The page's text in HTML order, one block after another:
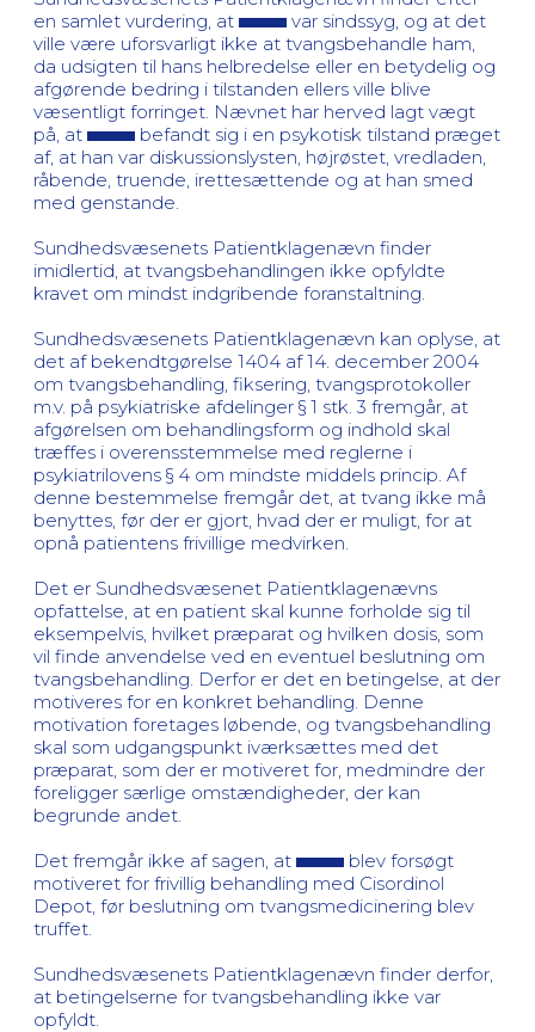
en samlet vurdering, at
var sindssyg, og at det
ville være uforsvarligt ikke at tvangsbehandle ham,
da udsigten til hans helbredelse eller en betydelig og
afgørende bedring i tilstanden ellers ville blive
væsentligt forringet. Nævnet har herved lagt vægt
på, at
befandt sig i en psykotisk tilstand præget
af, at han var diskussionslysten, højrøstet, vredladen,
råbende, truende, irettesættende og at han smed
med genstande.
Sundhedsvæsenets Patientklagenævn finder
imidlertid, at tvangsbehandlingen ikke opfyldte
kravet om mindst indgribende foranstaltning.
Sundhedsvæsenets Patientklagenævn kan oplyse, at
det af bekendtgørelse 1404 af 14. december 2004
om tvangsbehandling, fiksering, tvangsprotokoller
m.v. på psykiatriske afdelinger § 1 stk. 3 fremgår, at
afgørelsen om behandlingsform og indhold skal
træffes i overensstemmelse med reglerne i
psykiatrilovens § 4 om mindste middels princip. Af
denne bestemmelse fremgår det, at tvang ikke må
benyttes, før der er gjort, hvad der er muligt, for at
opnå patientens frivillige medvirken.
Det er Sundhedsvæsenet Patientklagenævns
opfattelse, at en patient skal kunne forholde sig til
eksempelvis, hvilket præparat og hvilken dosis, som
vil finde anvendelse ved en eventuel beslutning om
tvangsbehandling. Derfor er det en betingelse, at der
motiveres for en konkret behandling. Denne
motivation foretages løbende, og tvangsbehandling
skal som udgangspunkt iværksættes med det
præparat, som der er motiveret for, medmindre der
foreligger særlige omstændigheder, der kan
begrunde andet.
Det fremgår ikke af sagen, at
blev forsøgt
motiveret for frivillig behandling med Cisordinol
Depot, før beslutning om tvangsmedicinering blev
truffet.
Sundhedsvæsenets Patientklagenævn finder derfor,
at betingelserne for tvangsbehandling ikke var
opfyldt.